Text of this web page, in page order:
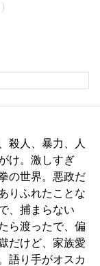
殺人、暴力、人
け。激しすぎ
の世界。悪政だ
りふれたことな
、捕まらない
ら渡ったで、偏
だけど、家族愛
語り手がオスカ